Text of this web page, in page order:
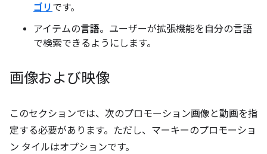
ゴリ です。
アイテムの言語。ユーザーが拡張機能を自分の言語
で検索できるようにします。
画像および映像
このセクションでは、次のプロモーション画像と動画を指
定する必要があります。ただし、マーキーのプロモーショ
ン タイルはオプションです。